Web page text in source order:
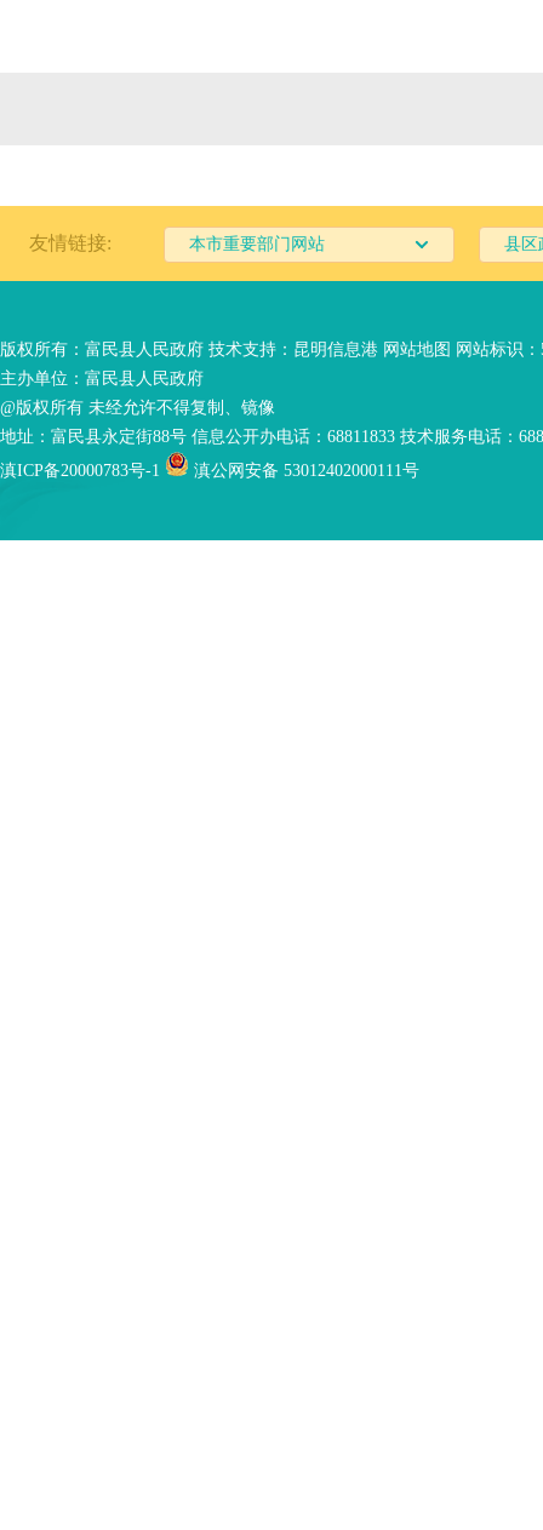
友情链接: 本市重要部门网站 县区
版权所有：富民县人民政府 技术支持： 昆明信息港 网站地图 网站标识：
主办单位：富民县人民政府
@版权所有 未经允许不得复制、镜像
地址：富民县永定街88号 信息公开办电话：68811833 技术服务电话：
滇ICP备20000783号-1
滇公网安备 53012402000111号